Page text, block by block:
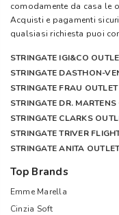
comodamente da casa le
Acquisti e pagamenti
qualsiasi richiesta puoi
STRINGATE IGI&CO
STRINGATE DASTHON-
STRINGATE FRAU OUTLET
STRINGATE DR.
STRINGATE CLARKS
STRINGATE TRIVER
STRINGATE ANITA
Top Brands
Emme Marella
Cinzia Soft